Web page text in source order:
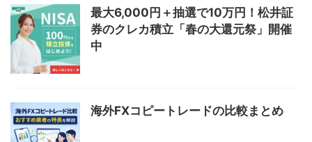
最大6,000円＋抽選で10万円！松井証
券のクレカ積立「春の大還元祭」開催
中
海外FXコピートレードの比較まとめ